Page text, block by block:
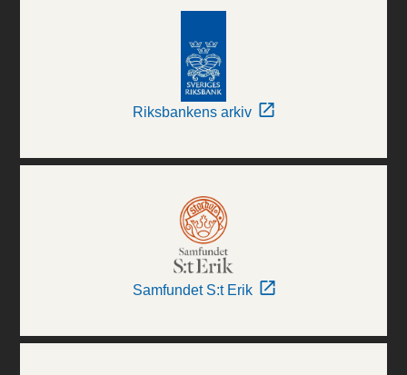
Riksbankens arkiv
Samfundet S:t Erik